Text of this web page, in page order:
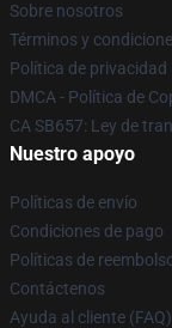
Sobre nosotros
Términos y
Política de privacidad
DMCA - Política de
CA SB657: Ley de
Nuestro apoyo
Políticas de envío
Condiciones de pago
Políticas de
Contáctenos
Ayuda al cliente (FAQ)